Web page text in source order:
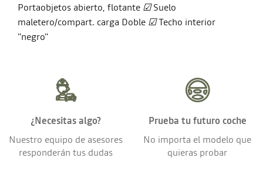
Portaobjetos abierto, flotante ☑Suelo
maletero/compart. carga Doble ☑Techo interior
"negro"
¿Necesitas algo?
Nuestro equipo de asesores
responderán tus dudas
Prueba tu futuro coche
No importa el modelo que
quieras probar